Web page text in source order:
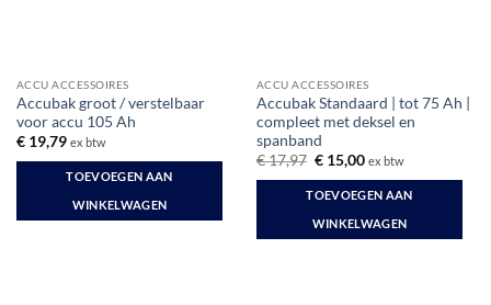
ACCU ACCESSOIRES
Accubak groot / verstelbaar
voor accu 105 Ah
€19,79 ex btw
TOEVOEGEN AAN
WINKELWAGEN
ACCU ACCESSOIRES
Accubak Standaard | tot 75 Ah |
compleet met deksel en
spanband
€17,97 Oorspronkelijke
was:
€ 17,97.
€15,00Huidige
is:
€ 15,00.
ex btw
TOEVOEGEN AAN
WINKELWAGEN